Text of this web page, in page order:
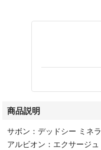
商品説明
サボン：デッドシー ミネ
アルビオン：エクサージ